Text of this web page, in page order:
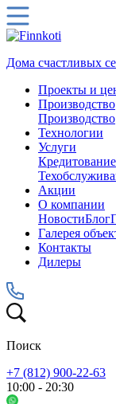
Дома счастливых
Проекты и
Производство
Производство
Технологии
Услуги
Кредитование
Акции
О компании
НовостиБлог
Галерея
Контакты
Дилеры
Поиск
+7 (812) 900-22-63
10:00 - 20:30